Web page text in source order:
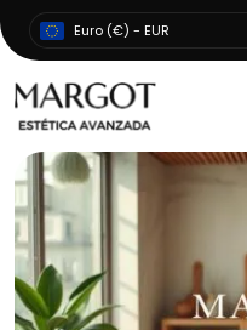
Euro (€) - EUR